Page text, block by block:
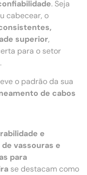
. Seja
cabecear, o
superior,
para o setor
o padrão da sua
de cabos
e
vassouras e
para
se destacam como